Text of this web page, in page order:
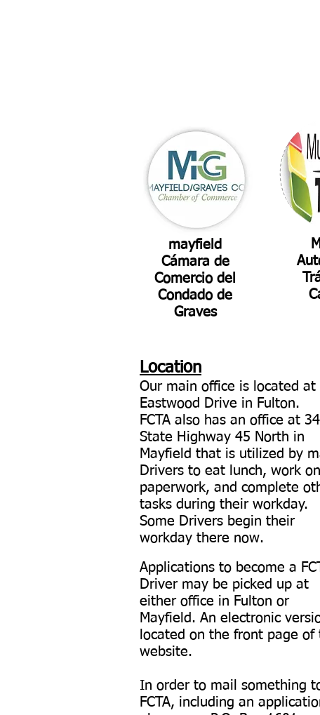
mayfield
Cámara de
Comercio del
Condado de
Graves
Location
Our main office is located at
Eastwood Drive in Fulton.
FCTA also has an office at
State Highway 45 North in
Mayfield that is utilized by
Drivers to eat lunch, work on
paperwork, and complete
tasks during their workday.
Some Drivers begin their
workday there now.
Applications to become a
Driver may be picked up at
either office in Fulton or
Mayfield. An electronic
located on the front page of
website.
In order to mail something
FCTA, including an